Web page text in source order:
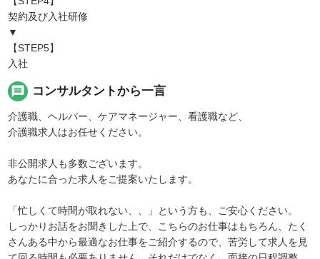
契約及び入社研修
▼
【STEP5】
入社
message コンサルタントから一言
介護職、ヘルパー、ケアマネージャー、看護職など、
介護職求人はお任せください。
非公開求人も多数ございます。
あなたに合った求人をご提案いたします。
「忙しくて時間が取れない、、」という方も、ご安心ください。
しっかりお話をお聞きした上で、こちらのお仕事はもちろん、たく
さんある中から最適なお仕事をご紹介するので、苦労して求人を見